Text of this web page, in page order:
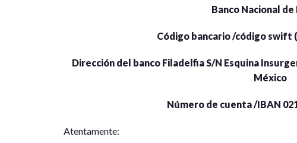
Banco Nacional
Código bancario /código swift
Dirección del banco Filadelfia S/N Esquina
México
Número de cuenta /IBAN
Atentamente: